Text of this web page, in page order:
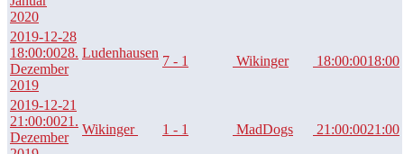
2020
2019-12-28
18:00:0028.
Dezember
2019
Ludenhausen
7 - 1 Wikinger 18:00:0018:00
2019-12-21
21:00:0021.
Dezember
Wikinger 1 - 1 MadDogs 21:00:0021:00